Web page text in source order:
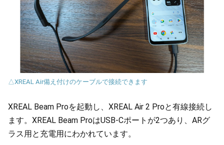
△XREAL Air備え付けのケーブルで接続できます
XREAL Beam Proを起動し、XREAL Air 2 Proと有線接続し
ます。XREAL Beam ProはUSB-Cポートが2つあり、ARグ
ラス用と充電用にわかれています。